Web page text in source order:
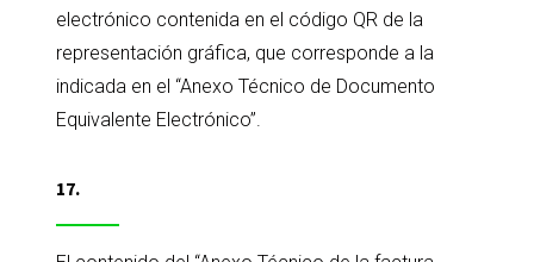
electrónico contenida en el código QR de la
representación gráfica, que corresponde a la
indicada en el “Anexo Técnico de Documento
Equivalente Electrónico”.
17.